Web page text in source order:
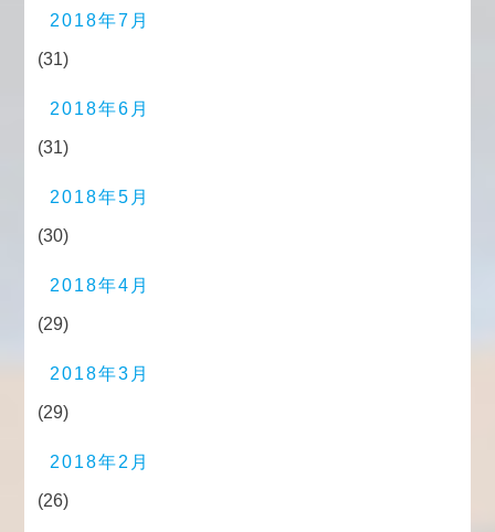
2018年7月
(31)
2018年6月
(31)
2018年5月
(30)
2018年4月
(29)
2018年3月
(29)
2018年2月
(26)